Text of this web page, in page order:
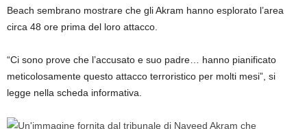
Beach sembrano mostrare che gli Akram hanno esplorato l’area
circa 48 ore prima del loro attacco.
“Ci sono prove che l’accusato e suo padre… hanno pianificato
meticolosamente questo attacco terroristico per molti mesi”, si
legge nella scheda informativa.